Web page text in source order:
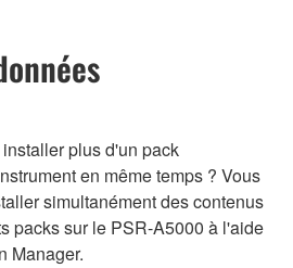
plus d'un pack
en même temps ? Vous
simultanément des contenus
packs sur le PSR-A5000 à l'aide
Manager.